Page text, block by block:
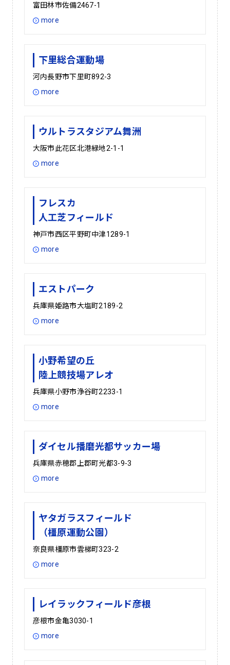
富田林市佐備2467-1
more
下里総合運動場
河内長野市下里町892-3
more
ウルトラスタジアム舞洲
大阪市此花区北港緑地2-1-1
more
フレスカ
人工芝フィールド
神戸市西区平野町中津1289-1
more
エストパーク
兵庫県姫路市大塩町2189-2
more
小野希望の丘
陸上競技場アレオ
兵庫県小野市浄谷町2233-1
more
ダイセル播磨光都サッカー場
兵庫県赤穂郡上郡町光都3-9-3
more
ヤタガラスフィールド
（橿原運動公園）
奈良県橿原市雲梯町323-2
more
レイラックフィールド彦根
彦根市金亀3030-1
more